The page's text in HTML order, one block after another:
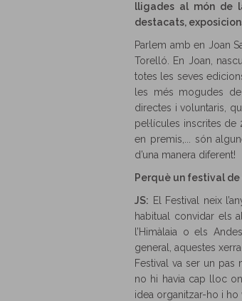
lligades al món de
destacats,
Parlem amb en Joan
Torelló. En Joan,
totes les seves
les més mogudes
directes i voluntaris,
pel·lícules inscrites
en premis,... són
d’una manera diferent!
Perquè un festival de
JS: El Festival neix
habitual convidar els
l’Himàlaia o els
general, aquestes
Festival va ser un pas
no hi havia cap lloc
idea organitzar-ho i ho